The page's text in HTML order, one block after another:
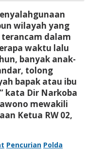
wilayah yang
dalam
waktu lalu
banyak anak-
tolong
bapak atau ibu
kata Dir Narkoba
mewakili
Ketua RW 02,
Pencurian Polda